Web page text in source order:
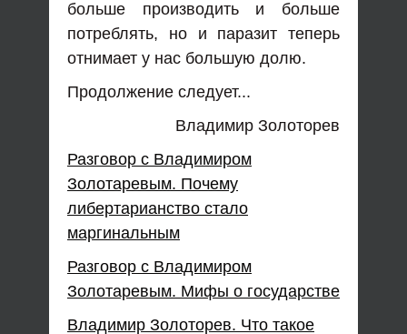
больше производить и больше
потреблять, но и паразит теперь
отнимает у нас большую долю.
Продолжение следует...
Владимир Золоторев
Разговор с Владимиром
Золотаревым. Почему
либертарианство стало
маргинальным
Разговор с Владимиром
Золотаревым. Мифы о государстве
Владимир Золоторев. Что такое